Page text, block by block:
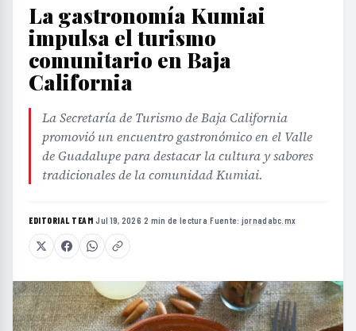
La gastronomía Kumiai
impulsa el turismo
comunitario en Baja
California
La Secretaría de Turismo de Baja California
promovió un encuentro gastronómico en el Valle
de Guadalupe para destacar la cultura y sabores
tradicionales de la comunidad Kumiai.
EDITORIAL TEAM·Jul 19, 2026·2 min de lectura·Fuente: jornadabc.mx